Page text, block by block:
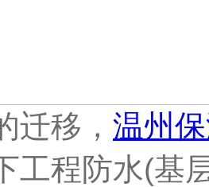
迁移， 温州
工程防水(基